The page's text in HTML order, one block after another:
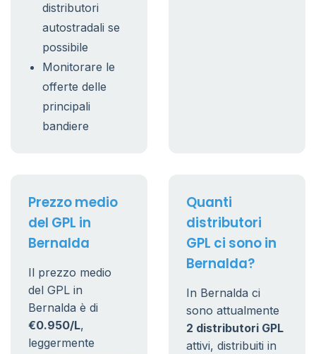
distributori
autostradali se
possibile
Monitorare le
offerte delle
principali
bandiere
Prezzo medio
del GPL in
Bernalda
Il prezzo medio
del GPL in
Bernalda è di
€0.950/L,
leggermente
Quanti
distributori
GPL ci sono in
Bernalda?
In Bernalda ci
sono attualmente
2 distributori GPL
attivi, distribuiti in